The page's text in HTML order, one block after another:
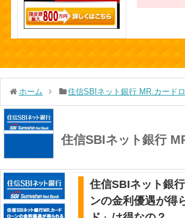
ホーム 住信SBIネット銀行 MR.カード
住信SBIネット銀行
住信SBIネット銀
ンの金利優遇が得